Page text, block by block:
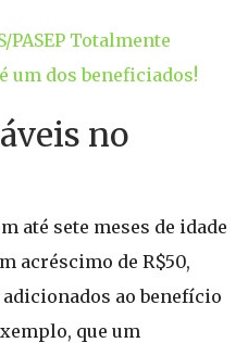
PASEP Totalmente
um dos beneficiados!
no
até sete meses de idade
acréscimo de R$50,
ao benefício
que um